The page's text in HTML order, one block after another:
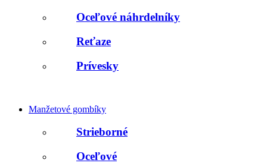
Oceľové náhrdelníky
Reťaze
Prívesky
Manžetové gombíky
Strieborné
Oceľové